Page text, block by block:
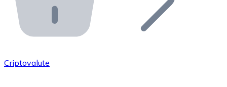
API Bitnovo
Integra la nostra API nel tuo ecosistema.
Unisciti alla nostra rete di rivenditori e
Criptovalute